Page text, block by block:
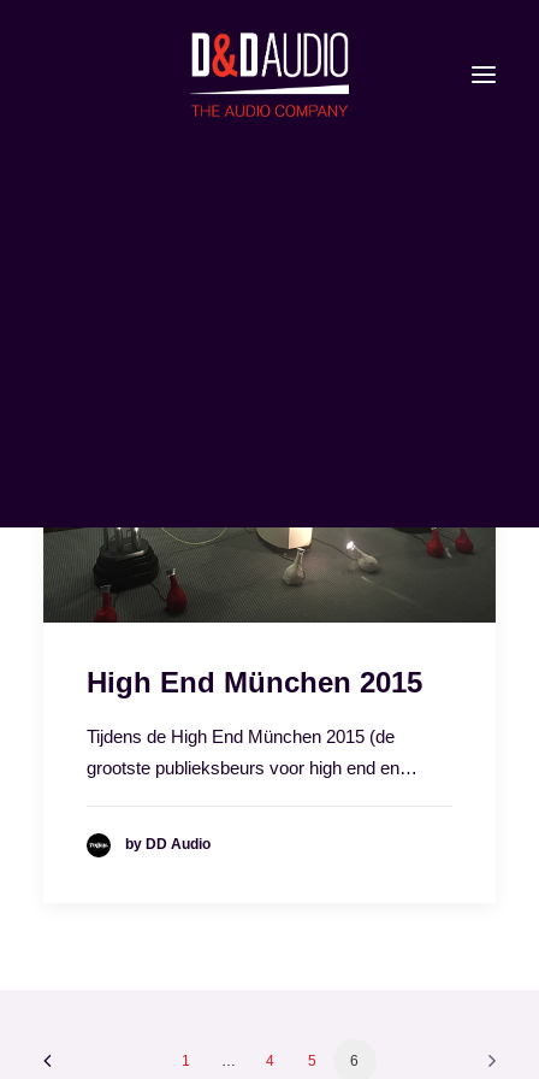
High End München 2015
Tijdens de High End München 2015 (de
grootste publieksbeurs voor high end en…
by DD Audio
1 4 5 6